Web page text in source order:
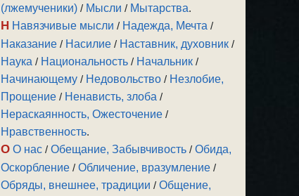
(лжемученики) / Мысли / Мытарства.
Н Навязчивые мысли / Надежда, Мечта /
Наказание / Насилие / Наставник, духовник /
Наука / Национальность / Начальник /
Начинающему / Недовольство / Незлобие,
Прощение / Ненависть, злоба /
Нераскаянность, Ожесточение /
Нравственность.
О О нас /Обещание, Забывчивость /Обида,
Оскорбление /Обличение, вразумление /
Обряды, внешнее, традиции /Общение,